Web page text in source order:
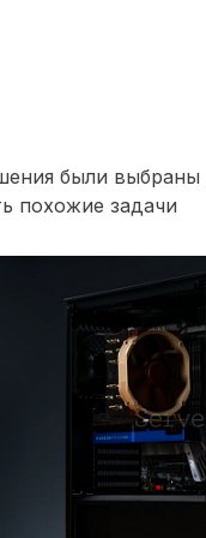
были выбраны
похожие задачи